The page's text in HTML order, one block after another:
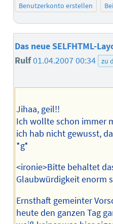
Benutzerkonto erstellen
Das neue SELFHTML-
Rulf01.04.2007 00:34 zu
Jihaa, geil!!
Ich wollte schon immer
ich hab nicht gewusst,
*g*
<ironie>Bitte behaltet
Glaubwürdigkeit enorm
Ernsthaft gemeinter
heute den ganzen Tag